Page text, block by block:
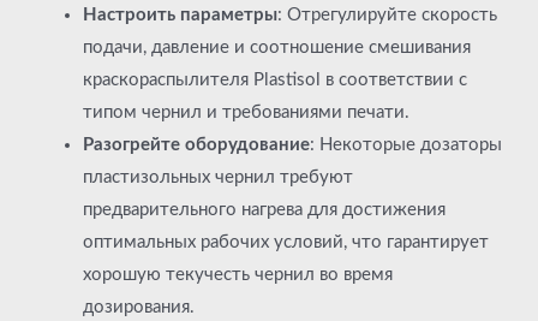
Настроить параметры: Отрегулируйте скорость
подачи, давление и соотношение смешивания
краскораспылителя Plastisol в соответствии с
типом чернил и требованиями печати.
Разогрейте оборудование: Некоторые дозаторы
пластизольных чернил требуют
предварительного нагрева для достижения
оптимальных рабочих условий, что гарантирует
хорошую текучесть чернил во время
дозирования.